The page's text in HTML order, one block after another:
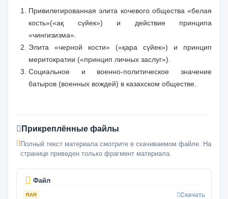
Привилегированная элита кочевого общества «белая
кость»(«ақ сүйек») и действие принципа
«чингизизма».
Элита «черной кости» («қара сүйек») и принцип
меритократии («принцип личных заслуг»).
Социальное и военно-политическое значение
батыров (военных вождей) в казахском обществе.
Прикреплённые файлы
Полный текст материала смотрите в скачиваемом файле. На
странице приведен только фрагмент материала.
Файл
RAR Скачать